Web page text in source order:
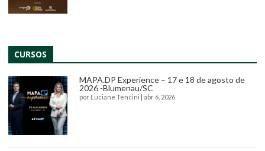
CURSOS
MAPA.DP Experience – 17 e 18 de agosto de
2026 -Blumenau/SC
por Luciane Tencini | abr 6, 2026